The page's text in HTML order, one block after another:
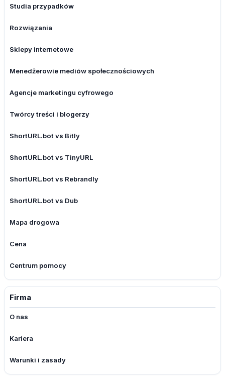
Studia przypadków
Rozwiązania
Sklepy internetowe
Menedżerowie mediów społecznościowych
Agencje marketingu cyfrowego
Twórcy treści i blogerzy
ShortURL.bot vs Bitly
ShortURL.bot vs TinyURL
ShortURL.bot vs Rebrandly
ShortURL.bot vs Dub
Mapa drogowa
Cena
Centrum pomocy
Firma
O nas
Kariera
Warunki i zasady